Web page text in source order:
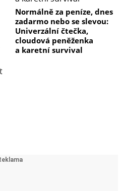
Normálně za peníze, dnes
zadarmo nebo se slevou:
Univerzální čtečka,
cloudová peněženka
a karetní survival